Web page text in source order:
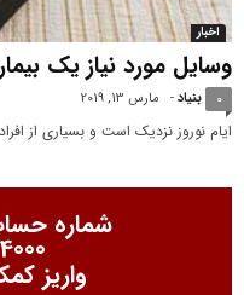
اخبار
وسایل مورد نیاز یک
بنیاد- مارس 13, 2019 0
ایام نوروز نزدیک است و بسیاری از
شماره
واریز